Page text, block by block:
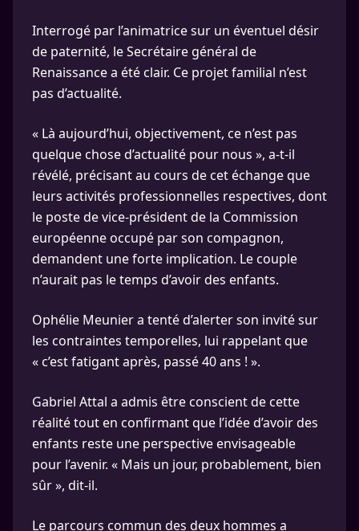
Interrogé par l’animatrice sur un éventuel désir
de paternité, le Secrétaire général de
Renaissance a été clair. Ce projet familial n’est
pas d’actualité.
« Là aujourd’hui, objectivement, ce n’est pas
quelque chose d’actualité pour nous », a-t-il
révélé, précisant au cours de cet échange que
leurs activités professionnelles respectives, dont
le poste de vice-président de la Commission
européenne occupé par son compagnon,
demandent une forte implication. Le couple
n’aurait pas le temps d’avoir des enfants.
Ophélie Meunier a tenté d’alerter son invité sur
les contraintes temporelles, lui rappelant que
« c’est fatigant après, passé 40 ans ! ».
Gabriel Attal a admis être conscient de cette
réalité tout en confirmant que l’idée d’avoir des
enfants reste une perspective envisageable
pour l’avenir. « Mais un jour, probablement, bien
sûr », dit-il.
Le parcours commun des deux hommes a